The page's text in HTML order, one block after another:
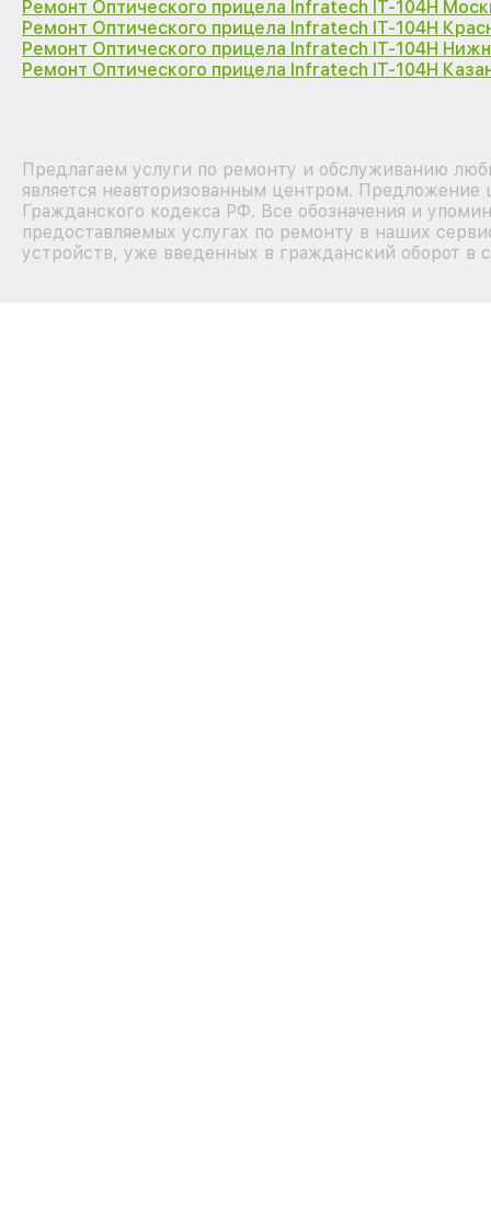
Ремонт Оптического прицела Infratech IT-104H
Ремонт Оптического прицела Infratech IT-104H
Ремонт Оптического прицела Infratech IT-104H
Ремонт Оптического прицела Infratech IT-104H
Предлагаем услуги по ремонту и обслуживанию
является неавторизованным центром.
Гражданского кодекса РФ. Все обозначения и
предоставляемых услугах по ремонту в наших
устройств, уже введенных в гражданский оборот в